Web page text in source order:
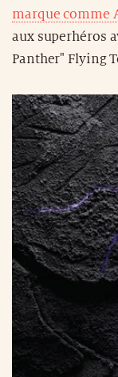
marque comme
aux superhéros
Panther" Flying